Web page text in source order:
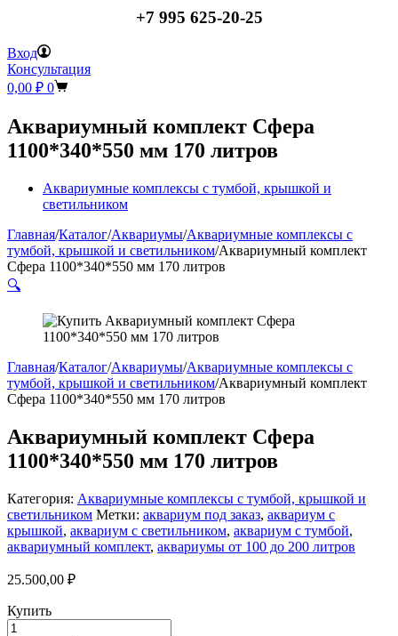
+7 995 625-20-25
Вход
Консультация
Корзина
0,00 ₽ 0
Аквариумный комплект Сфера
1100*340*550 мм 170 литров
Аквариумные комплексы с тумбой, крышкой и
светильником
Главная/Каталог/Аквариумы/Аквариумные комплексы с
тумбой, крышкой и светильником/Аквариумный комплект
Сфера 1100*340*550 мм 170 литров
🔍
Главная/Каталог/Аквариумы/Аквариумные комплексы с
тумбой, крышкой и светильником/Аквариумный комплект
Сфера 1100*340*550 мм 170 литров
Аквариумный комплект Сфера
1100*340*550 мм 170 литров
Категория: Аквариумные комплексы с тумбой, крышкой и
светильником Метки: аквариум под заказ, аквариум с
крышкой, аквариум с светильником, аквариум с тумбой,
аквариумный комплект, аквариумы от 100 до 200 литров
25.500,00 ₽
Купить
Количество